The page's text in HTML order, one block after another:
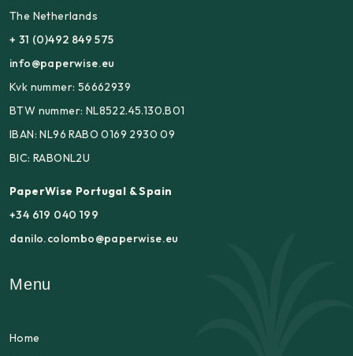
The Netherlands
+ 31 (0)492 849 575
info@paperwise.eu
Kvk nummer: 56662939
BTW nummer: NL8522.45.130.B01
IBAN: NL96 RABO 0169 2930 09
BIC: RABONL2U
PaperWise Portugal & Spain
+34 619 040 199
danilo.colombo@paperwise.eu
Menu
Home